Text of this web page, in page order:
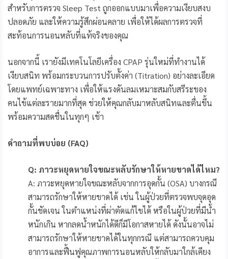
สำหรับการตรวจ Sleep Test ถูกออกแบบมาเพื่อความเงียบสงบ
ปลอดภัย และให้ความรู้สึกผ่อนคลาย เพื่อให้ได้ผลการตรวจที่
สะท้อนการนอนหลับที่แท้จริงของคุณ
นอกจากนี้ เรายังมีเทคโนโลยีเครื่อง CPAP รุ่นใหม่ที่ทำงานได้
เงียบสนิท พร้อมกระบวนการปรับตั้งค่า (Titration) อย่างละเอียด
โดยแพทย์เฉพาะทาง เพื่อให้แรงดันลมเหมาะสมกับสรีระของ
คนไข้แต่ละรายมากที่สุด ช่วยให้คุณกลับมาหลับสนิทและตื่นขึ้น
พร้อมความสดชื่นในทุกๆ เช้า
คำถามที่พบบ่อย (FAQ)
Q: ภาวะหยุดหายใจขณะหลับรักษาให้หายขาดได้ไหม?
A: ภาวะหยุดหายใจขณะหลับจากการอุดกั้น (OSA) บางกรณี
สามารถรักษาให้หายขาดได้ เช่น ในผู้ป่วยที่ตรวจพบจุดอุด
กั้นชัดเจน ในตำแหน่งที่ผ่าตัดแก้ไขได้ หรือในผู้ป่วยที่มีน้ำ
หนักเกิน หากลดน้ำหนักได้ดีก็มีโอกาสหายได้ ดังนั้นอาจไม่
สามารถรักษาให้หายขาดได้ในทุกกรณี แต่สามารถควบคุม
อาการและฟื้นฟูคุณภาพการนอนหลับให้กลับมาใกล้เคียง